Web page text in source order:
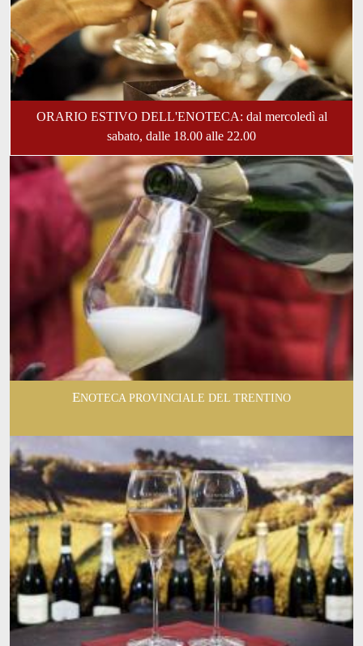
ORARIO ESTIVO DELL'ENOTECA: dal mercoledì al
sabato, dalle 18.00 alle 22.00
ENOTECA PROVINCIALE DEL TRENTINO